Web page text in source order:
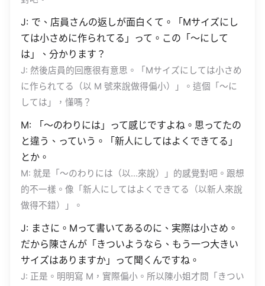
J: で、店員さんの返しが面白くて。「Mサイズにし
ては小さめに作られてる」って。この「〜にして
は」、分かります？
J: 然後店員的回應很有意思。「Mサイズにしては小さめ
に作られてる（以 M 號來說做得偏小）」。這個「〜に
しては」，懂嗎？
M: 「〜のわりには」って感じですよね。思ってたの
と違う、っていう。「新人にしてはよくできてる」
とか。
M: 就是「〜のわりには（以…來說）」的感覺對吧。跟想
的不一樣。像「新人にしてはよくできてる（以新人來說
做得不錯）」。
J: まさに。Mって書いてあるのに、実際は小さめ。
だから陳さんが「きついようなら、もう一つ大きい
サイズはありますか」って聞くんですね。
J: 正是。明明寫 M，實際偏小。所以陳小姐才問「きつい